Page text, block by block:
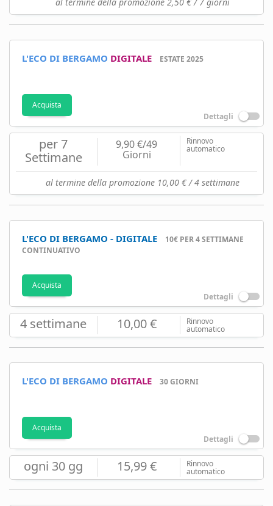
L'ECO DI BERGAMO DIGITALE ESTATE 2025
Acquista
Dettagli
per 7
Settimane
9,90 €/49
Giorni
Rinnovo
automatico
al termine della promozione 10,00 € / 4 settimane
L'ECO DI BERGAMO - DIGITALE
10€ PER 4 SETTIMANE
CONTINUATIVO
Acquista
Dettagli
4 settimane 10,00 € Rinnovo
automatico
L'ECO DI BERGAMO DIGITALE 30 GIORNI
Acquista
Dettagli
ogni 30 gg 15,99 € Rinnovo
automatico